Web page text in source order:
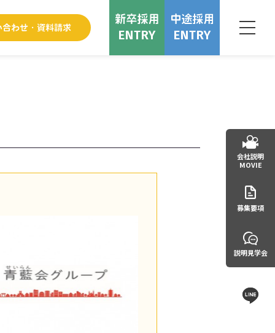
ENTRY ENTRY
会社説明
MOVIE
募集要項
説明見学会